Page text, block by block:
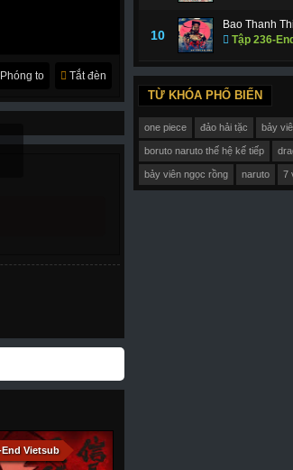
Tắt đèn
Phóng to
End Vietsub
10
Bao Thanh
Tập 236-
TỪ KHÓA PHỔ BIẾN
one piece đảo hải tặc bảy
boruto naruto thế hệ kế tiếp
bảy viên ngọc rồng naruto 7